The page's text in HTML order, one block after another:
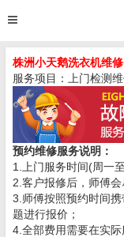
株洲小天鹅洗衣机维
服务项目：上门检测
预约维修服务说明：
1.上门服务时间(周一
2.客户报修后，师傅
3.师傅按照预约时间
题进行报价；
4.全部费用需要在实